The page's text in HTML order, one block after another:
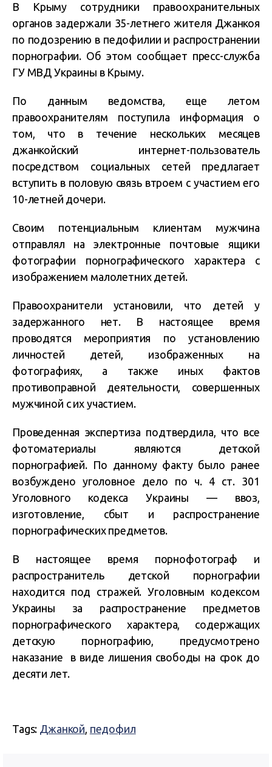
В Крыму сотрудники правоохранительных
органов задержали 35-летнего жителя Джанкоя
по подозрению в педофилии и распространении
порнографии. Об этом сообщает пресс-служба
ГУ МВД Украины в Крыму.
По данным ведомства, еще летом
правоохранителям поступила информация о
том, что в течение нескольких месяцев
джанкойский интернет-пользователь
посредством социальных сетей предлагает
вступить в половую связь втроем с участием его
10-летней дочери.
Своим потенциальным клиентам мужчина
отправлял на электронные почтовые ящики
фотографии порнографического характера с
изображением малолетних детей.
Правоохранители установили, что детей у
задержанного нет. В настоящее время
проводятся мероприятия по установлению
личностей детей, изображенных на
фотографиях, а также иных фактов
противоправной деятельности, совершенных
мужчиной с их участием.
Проведенная экспертиза подтвердила, что все
фотоматериалы являются детской
порнографией. По данному факту было ранее
возбуждено уголовное дело по ч. 4 ст. 301
Уголовного кодекса Украины — ввоз,
изготовление, сбыт и распространение
порнографических предметов.
В настоящее время порнофотограф и
распространитель детской порнографии
находится под стражей. Уголовным кодексом
Украины за распространение предметов
порнографического характера, содержащих
детскую порнографию, предусмотрено
наказание в виде лишения свободы на срок до
десяти лет.
Tags: Джанкой, педофил